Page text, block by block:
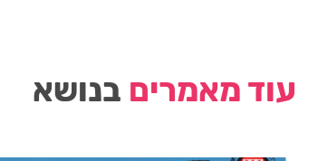
עוד מאמרים בנושא